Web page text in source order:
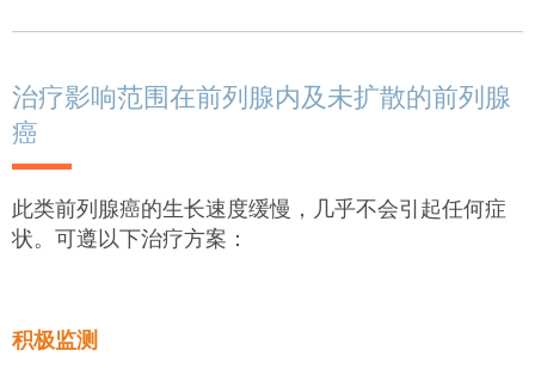
治疗影响范围在前列腺内及未扩散的前列腺
癌
此类前列腺癌的生长速度缓慢，几乎不会引起任何症
状。可遵以下治疗方案：
积极监测